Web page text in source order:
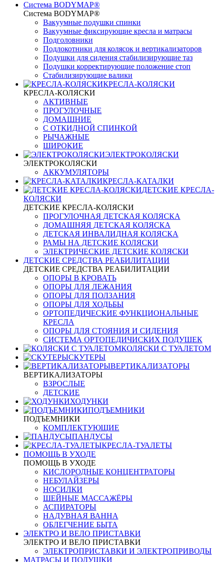
Система BODYMAP®
Система BODYMAP®
Вакуумные подушки спинки
Вакуумные фиксирующие кресла и матрасы
Подголовники
Подлокотники для колясок и вертикализаторов
Подушки для сидения стабилизирующие таз
Подушки корректирующие положение стоп
Стабилизирующие валики
КРЕСЛА-КОЛЯСКИ
КРЕСЛА-КОЛЯСКИ
АКТИВНЫЕ
ПРОГУЛОЧНЫЕ
ДОМАШНИЕ
С ОТКИДНОЙ СПИНКОЙ
РЫЧАЖНЫЕ
ШИРОКИЕ
ЭЛЕКТРОКОЛЯСКИ
ЭЛЕКТРОКОЛЯСКИ
АККУМУЛЯТОРЫ
КРЕСЛА-КАТАЛКИ
ДЕТСКИЕ КРЕСЛА-
КОЛЯСКИ
ДЕТСКИЕ КРЕСЛА-КОЛЯСКИ
ПРОГУЛОЧНАЯ ДЕТСКАЯ КОЛЯСКА
ДОМАШНЯЯ ДЕТСКАЯ КОЛЯСКА
ДЕТСКАЯ ИНВАЛИДНАЯ КОЛЯСКА
РАМЫ НА ДЕТСКИЕ КОЛЯСКИ
ЭЛЕКТРИЧЕСКИЕ ДЕТСКИЕ КОЛЯСКИ
ДЕТСКИЕ СРЕДСТВА РЕАБИЛИТАЦИИ
ДЕТСКИЕ СРЕДСТВА РЕАБИЛИТАЦИИ
ОПОРЫ В КРОВАТЬ
ОПОРЫ ДЛЯ ЛЕЖАНИЯ
ОПОРЫ ДЛЯ ПОЛЗАНИЯ
ОПОРЫ ДЛЯ ХОДЬБЫ
ОРТОПЕДИЧЕСКИЕ ФУНКЦИОНАЛЬНЫЕ
КРЕСЛА
ОПОРЫ ДЛЯ СТОЯНИЯ И СИДЕНИЯ
СИСТЕМА ОРТОПЕДИЧИСКИХ ПОДУШЕК
КОЛЯСКИ С ТУАЛЕТОМ
СКУТЕРЫ
ВЕРТИКАЛИЗАТОРЫ
ВЕРТИКАЛИЗАТОРЫ
ВЗРОСЛЫЕ
ДЕТСКИЕ
ХОДУНКИ
ПОДЪЕМНИКИ
ПОДЪЕМНИКИ
КОМПЛЕКТУЮЩИЕ
ПАНДУСЫ
КРЕСЛА-ТУАЛЕТЫ
ПОМОЩЬ В УХОДЕ
ПОМОЩЬ В УХОДЕ
КИСЛОРОДНЫЕ КОНЦЕНТРАТОРЫ
НЕБУЛАЙЗЕРЫ
НОСИЛКИ
ШЕЙНЫЕ МАССАЖЁРЫ
АСПИРАТОРЫ
НАДУВНАЯ ВАННА
ОБЛЕГЧЕНИЕ БЫТА
ЭЛЕКТРО И ВЕЛО ПРИСТАВКИ
ЭЛЕКТРО И ВЕЛО ПРИСТАВКИ
ЭЛЕКТРОПРИСТАВКИ И ЭЛЕКТРОПРИВОДЫ
МАТРАСЫ И ПОДУШКИ